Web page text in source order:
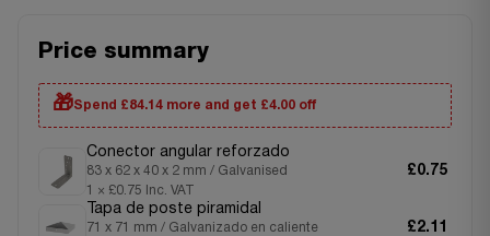
Price summary
🎁Spend £84.14 more and get £4.00 off
Conector angular reforzado
83 x 62 x 40 x 2 mm / Galvanised
1 × £0.75 Inc. VAT
£0.75
Tapa de poste piramidal
71 x 71 mm / Galvanizado en caliente
£2.11